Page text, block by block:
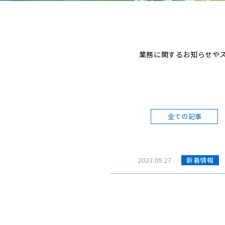
業務に関するお知らせや
全ての記事
2023.09.27 新着情報